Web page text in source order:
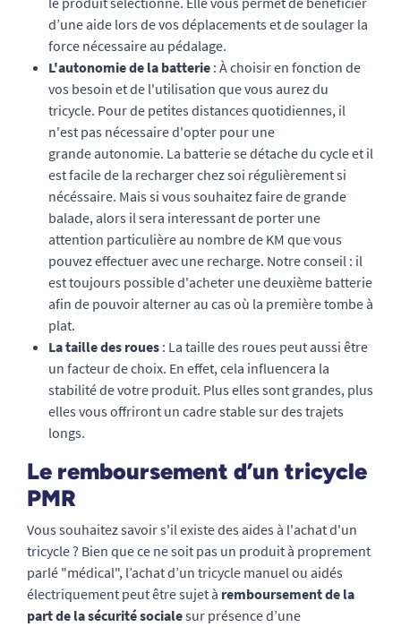
d’une aide lors de vos déplacements et de soulager la
force nécessaire au pédalage.
L'autonomie de la batterie : À choisir en fonction de
vos besoin et de l'utilisation que vous aurez du
tricycle. Pour de petites distances quotidiennes, il
n'est pas nécessaire d'opter pour une
grande autonomie. La batterie se détache du cycle et il
est facile de la recharger chez soi régulièrement si
nécéssaire. Mais si vous souhaitez faire de grande
balade, alors il sera interessant de porter une
attention particulière au nombre de KM que vous
pouvez effectuer avec une recharge. Notre conseil : il
est toujours possible d'acheter une deuxième batterie
afin de pouvoir alterner au cas où la première tombe à
plat.
La taille des roues : La taille des roues peut aussi être
un facteur de choix. En effet, cela influencera la
stabilité de votre produit. Plus elles sont grandes, plus
elles vous offriront un cadre stable sur des trajets
longs.
Le remboursement d’un tricycle
PMR
Vous souhaitez savoir s'il existe des aides à l'achat d'un
tricycle ? Bien que ce ne soit pas un produit à proprement
parlé "médical", l’achat d’un tricycle manuel ou aidés
électriquement peut être sujet à remboursement de la
part de la sécurité socialesur présence d’une